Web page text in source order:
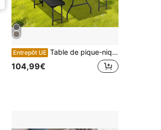
Entrepôt UE Table de pique-nique pliante de 1,80 m avec 2 bancs / Ensemble de mobilier de jardin / Kit de camping 3 pièces / Facile à transporter / Plateau en PEHD motif arbre, verrouillage de , résistant aux UV et à l'eau / Idéal pour le camping, le jardin et le balcon
104,99€